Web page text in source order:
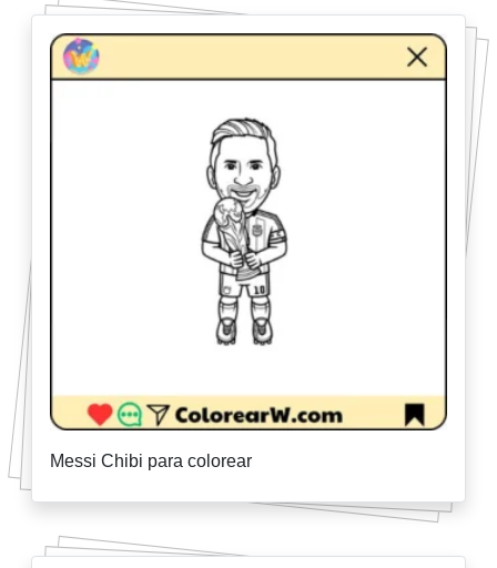
Messi Chibi para colorear